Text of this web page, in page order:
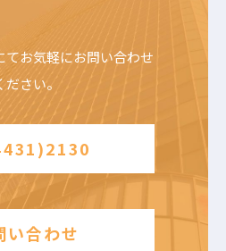
てお気軽にお問い合わせ
ださい。
い合わせ